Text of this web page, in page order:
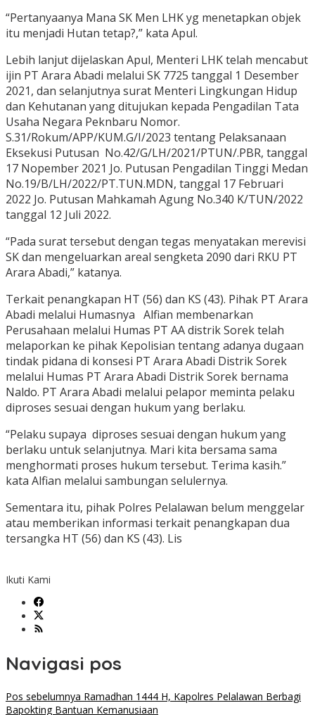
“Pertanyaanya Mana SK Men LHK yg menetapkan objek
itu menjadi Hutan tetap?,” kata Apul.
Lebih lanjut dijelaskan Apul, Menteri LHK telah mencabut
ijin PT Arara Abadi melalui SK 7725 tanggal 1 Desember
2021, dan selanjutnya surat Menteri Lingkungan Hidup
dan Kehutanan yang ditujukan kepada Pengadilan Tata
Usaha Negara Peknbaru Nomor.
S.31/Rokum/APP/KUM.G/I/2023 tentang Pelaksanaan
Eksekusi Putusan No.42/G/LH/2021/PTUN/.PBR, tanggal
17 Nopember 2021 Jo. Putusan Pengadilan Tinggi Medan
No.19/B/LH/2022/PT.TUN.MDN, tanggal 17 Februari
2022 Jo. Putusan Mahkamah Agung No.340 K/TUN/2022
tanggal 12 Juli 2022.
“Pada surat tersebut dengan tegas menyatakan merevisi
SK dan mengeluarkan areal sengketa 2090 dari RKU PT
Arara Abadi,” katanya.
Terkait penangkapan HT (56) dan KS (43). Pihak PT Arara
Abadi melalui Humasnya Alfian membenarkan
Perusahaan melalui Humas PT AA distrik Sorek telah
melaporkan ke pihak Kepolisian tentang adanya dugaan
tindak pidana di konsesi PT Arara Abadi Distrik Sorek
melalui Humas PT Arara Abadi Distrik Sorek bernama
Naldo. PT Arara Abadi melalui pelapor meminta pelaku
diproses sesuai dengan hukum yang berlaku.
“Pelaku supaya diproses sesuai dengan hukum yang
berlaku untuk selanjutnya. Mari kita bersama sama
menghormati proses hukum tersebut. Terima kasih.”
kata Alfian melalui sambungan selulernya.
Sementara itu, pihak Polres Pelalawan belum menggelar
atau memberikan informasi terkait penangkapan dua
tersangka HT (56) dan KS (43). Lis
Ikuti Kami
Navigasi pos
Pos sebelumnya Ramadhan 1444 H, Kapolres Pelalawan Berbagi
Bapokting Bantuan Kemanusiaan